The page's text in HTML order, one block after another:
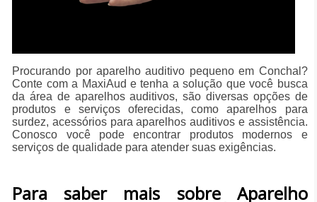
Procurando por aparelho auditivo pequeno em Conchal?
Conte com a MaxiAud e tenha a solução que você busca
da área de aparelhos auditivos, são diversas opções de
produtos e serviços oferecidas, como aparelhos para
surdez, acessórios para aparelhos auditivos e assistência.
Conosco você pode encontrar produtos modernos e
serviços de qualidade para atender suas exigências.
Para saber mais sobre Aparelho